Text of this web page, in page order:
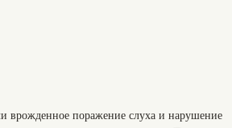
поражение слуха и нарушение